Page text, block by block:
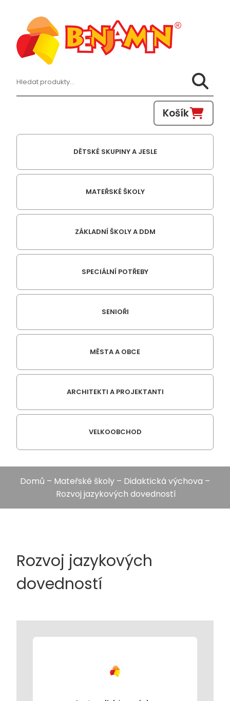
Hledat:
Košík
DĚTSKÉ SKUPINY A JESLE
MATEŘSKÉ ŠKOLY
ZÁKLADNÍ ŠKOLY A DDM
SPECIÁLNÍ POTŘEBY
SENIOŘI
MĚSTA A OBCE
ARCHITEKTI A PROJEKTANTI
VELKOOBCHOD
Domů – Mateřské školy – Didaktická výchova –
Rozvoj jazykových dovedností
Rozvoj jazykových
dovedností